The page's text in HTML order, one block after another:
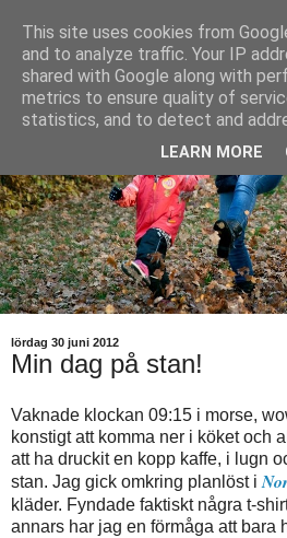
lördag 30 juni 2012
Min dag på stan!
Vaknade klockan 09:15 i morse,
konstigt att komma ner i köket och
att ha druckit en kopp kaffe, i lugn
stan. Jag gick omkring planlöst i
kläder. Fyndade faktiskt några t-
annars har jag en förmåga att bara
This site uses cookies from
and to analyze traffic. Your IP
shared with Google along with
metrics to ensure quality of
statistics, and to detect and
LEARN MORE